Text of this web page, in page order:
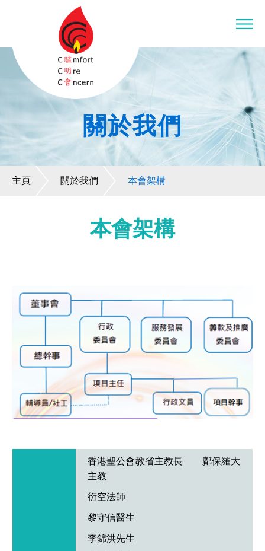
關於我們
主頁 關於我們 本會架構
本會架構
香港聖公會教省主教長 鄺保羅大
主教
衍空法師
黎守信醫生
李錦洪先生